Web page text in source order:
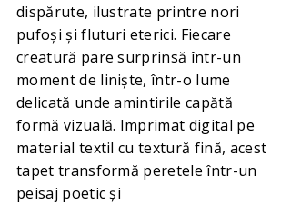
dispărute, ilustrate printre nori
pufoși și fluturi eterici. Fiecare
creatură pare surprinsă într-un
moment de liniște, într-o lume
delicată unde amintirile capătă
formă vizuală. Imprimat digital pe
material textil cu textură fină, acest
tapet transformă peretele într-un
peisaj poetic și